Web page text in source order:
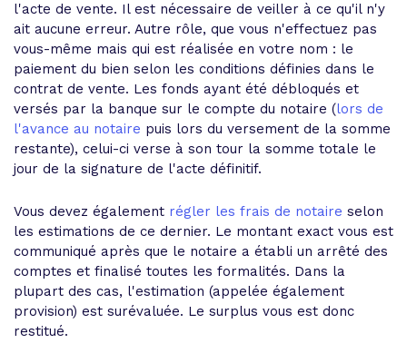
l'acte de vente. Il est nécessaire de veiller à ce qu'il n'y
ait aucune erreur. Autre rôle, que vous n'effectuez pas
vous-même mais qui est réalisée en votre nom : le
paiement du bien selon les conditions définies dans le
contrat de vente. Les fonds ayant été débloqués et
versés par la banque sur le compte du notaire (lors de
l'avance au notaire puis lors du versement de la somme
restante), celui-ci verse à son tour la somme totale le
jour de la signature de l'acte définitif.
Vous devez également régler les frais de notaire selon
les estimations de ce dernier. Le montant exact vous est
communiqué après que le notaire a établi un arrêté des
comptes et finalisé toutes les formalités. Dans la
plupart des cas, l'estimation (appelée également
provision) est surévaluée. Le surplus vous est donc
restitué.